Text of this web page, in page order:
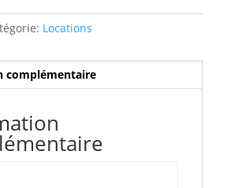
Locations
complémentaire